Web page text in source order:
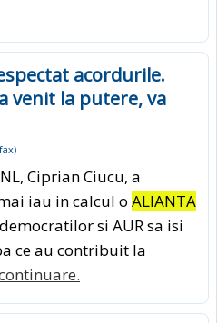
acordurile.
venit la putere, va
)
Ciprian Ciucu, a
iau in calcul o ALIANTA
si AUR sa isi
ce au contribuit la